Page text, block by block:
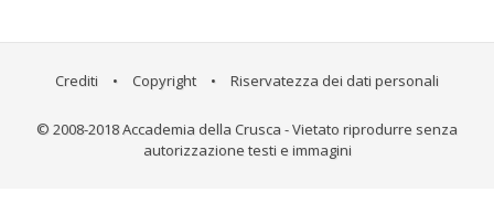
Crediti • Copyright • Riservatezza dei dati personali
© 2008-2018 Accademia della Crusca - Vietato riprodurre senza
autorizzazione testi e immagini